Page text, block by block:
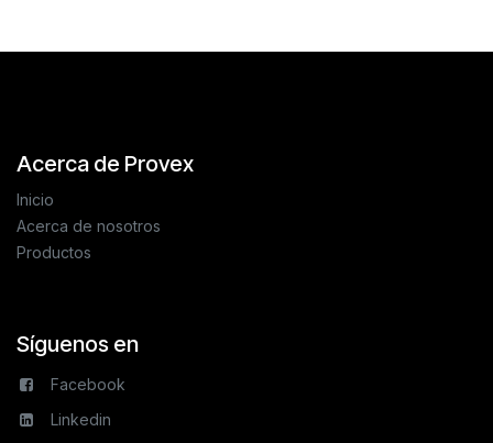
Acerca de Provex
Inicio
Acerca de nosotros
Productos
Síguenos en
Facebook
Linkedin